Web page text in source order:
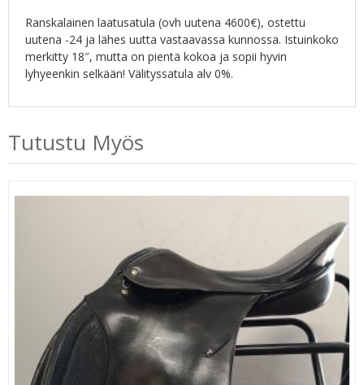
Ranskalainen laatusatula (ovh uutena 4600€), ostettu
uutena -24 ja lähes uutta vastaavassa kunnossa. Istuinkoko
merkitty 18″, mutta on pientä kokoa ja sopii hyvin
lyhyeenkin selkään! Välityssatula alv 0%.
Tutustu Myös